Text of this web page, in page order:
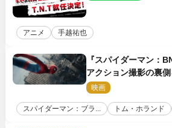
アニメ 手越祐也
『スパイダーマン：
アクション撮影の裏
映画
スパイダーマン：ブラ... トム・ホランド